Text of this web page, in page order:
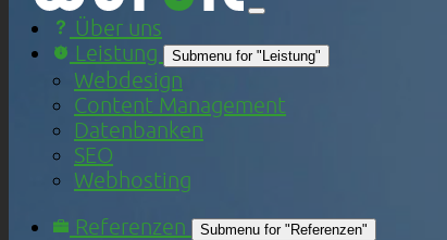
Über uns
Leistung
Submenu for "Leistung"
Webdesign
Content Management
Datenbanken
SEO
Webhosting
Referenzen
Submenu for "Referenzen"